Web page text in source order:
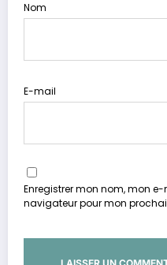
Nom
E-mail
Enregistrer mon nom, mon
navigateur pour mon